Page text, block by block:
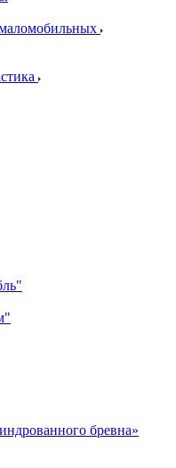
бревна»